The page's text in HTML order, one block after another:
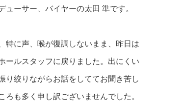
ューサー、バイヤーの太田 準です。
特に声、喉が復調しないまま、昨日は
ールスタッフに戻りました。出にくい
り絞りながらお話をしててお聞き苦し
ろも多く申し訳ございませんでした。